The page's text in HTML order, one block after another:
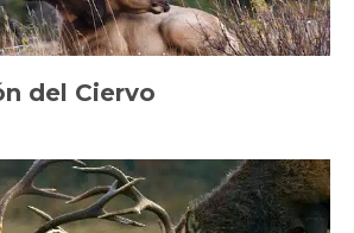
del Ciervo